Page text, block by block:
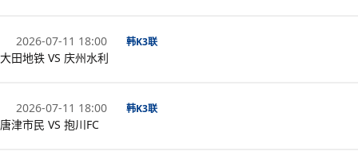
2026-07-11 18:00 韩K3联
大田地铁 VS 庆州水利
2026-07-11 18:00 韩K3联
唐津市民 VS 抱川FC